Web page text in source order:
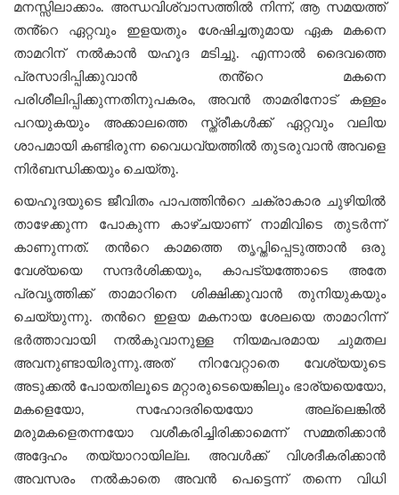
മനസ്സിലാക്കാം. അന്ധവിശ്വാസത്തിൽ നിന്ന്, ആ സമയത്ത്
തൻ്റെ ഏറ്റവും ഇളയതും ശേഷിച്ചതുമായ ഏക മകനെ
താമറിന് നൽകാൻ യഹൂദ മടിച്ചു. എന്നാൽ ദൈവത്തെ
പ്രസാദിപ്പിക്കുവാൻ തൻ്റെ മകനെ
പരിശീലിപ്പിക്കുന്നതിനുപകരം, അവൻ താമരിനോട് കള്ളം
പറയുകയും അക്കാലത്തെ സ്ത്രീകൾക്ക് ഏറ്റവും വലിയ
ശാപമായി കണ്ടിരുന്ന വൈധവ്യത്തില്‍ തുടരുവാന്‍ അവളെ
നിർബന്ധിക്കയും ചെയ്തു.
യെഹൂദയുടെ ജീവിതം പാപത്തിന്‍റെ ചക്രാകാര ചുഴിയില്‍
താഴേക്കുന്ന പോകുന്ന കാഴ്ചയാണ് നാമിവിടെ തുടര്‍ന്ന്
കാണുന്നത്. തന്‍റെ കാമത്തെ തൃപ്തിപ്പെടുത്താൻ ഒരു
വേശ്യയെ സന്ദര്‍ശിക്കയും, കാപട്യത്തോടെ അതേ
പ്രവൃത്തിക്ക് താമാറിനെ ശിക്ഷിക്കുവാന്‍ തുനിയുകയും
ചെയ്യുന്നു. തന്‍റെ ഇളയ മകനായ ശേലയെ താമാറിന്ന്
ഭര്‍ത്താവായി നല്‍കുവാനുള്ള നിയമപരമായ ചുമതല
അവനുണ്ടായിരുന്നു.അത് നിറവേറ്റാതെ വേശ്യയുടെ
അടുക്കല്‍ പോയതിലൂടെ മറ്റാരുടെയെങ്കിലും ഭാര്യയെയോ,
മകളെയോ, സഹോദരിയെയോ അല്ലെങ്കിൽ
മരുമകളെതന്നയോ വശീകരിച്ചിരിക്കാമെന്ന് സമ്മതിക്കാൻ
അദ്ദേഹം തയ്യാറായില്ല. അവൾക്ക് വിശദീകരിക്കാൻ
അവസരം നൽകാതെ അവൻ പെട്ടെന്ന് തന്നെ വിധി